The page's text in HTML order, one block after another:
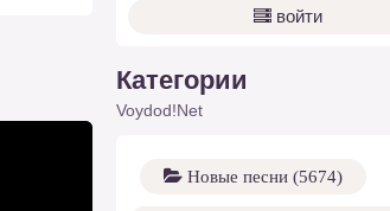
войти
Категории
Voydod!Net
Новые песни (5674)